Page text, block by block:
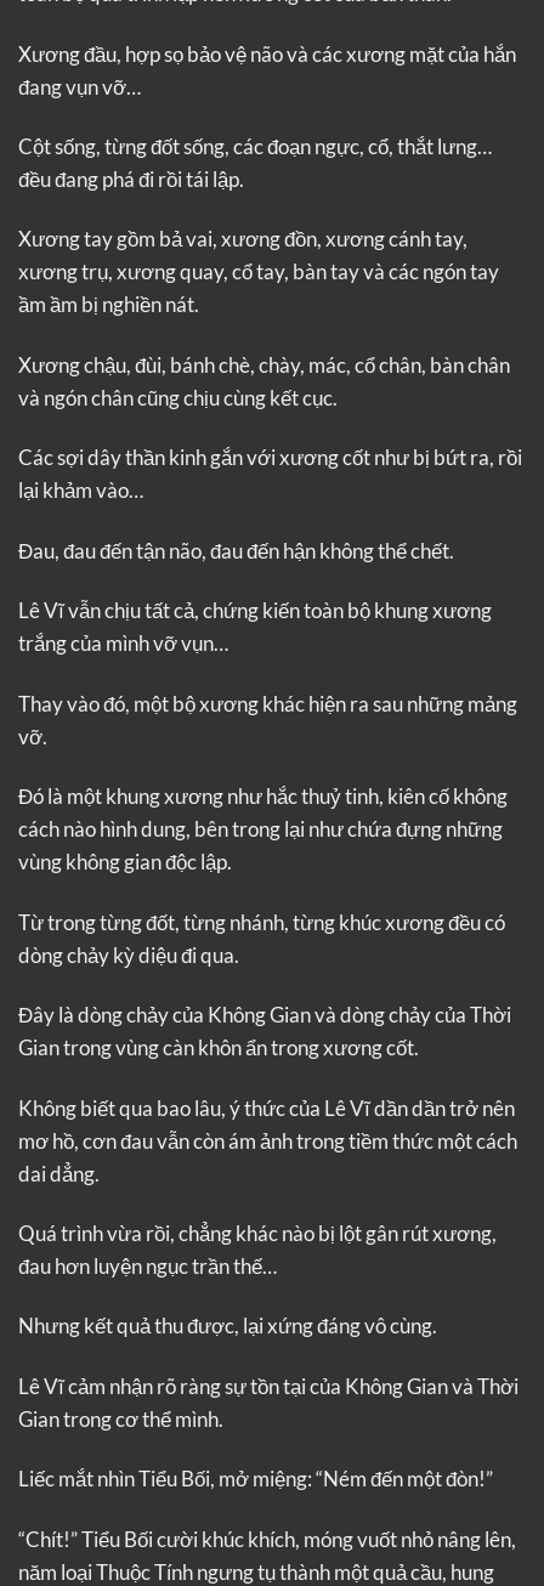
Xương đầu, hợp sọ bảo vệ não và các xương mặt của hắn
đang vụn vỡ…
Cột sống, từng đốt sống, các đoạn ngực, cổ, thắt lưng…
đều đang phá đi rồi tái lập.
Xương tay gồm bả vai, xương đồn, xương cánh tay,
xương trụ, xương quay, cổ tay, bàn tay và các ngón tay
ầm ầm bị nghiền nát.
Xương chậu, đùi, bánh chè, chày, mác, cổ chân, bàn chân
và ngón chân cũng chịu cùng kết cục.
Các sợi dây thần kinh gắn với xương cốt như bị bứt ra, rồi
lại khảm vào…
Đau, đau đến tận não, đau đến hận không thể chết.
Lê Vĩ vẫn chịu tất cả, chứng kiến toàn bộ khung xương
trắng của mình vỡ vụn…
Thay vào đó, một bộ xương khác hiện ra sau những mảng
vỡ.
Đó là một khung xương như hắc thuỷ tinh, kiên cố không
cách nào hình dung, bên trong lại như chứa đựng những
vùng không gian độc lập.
Từ trong từng đốt, từng nhánh, từng khúc xương đều có
dòng chảy kỳ diệu đi qua.
Đây là dòng chảy của Không Gian và dòng chảy của Thời
Gian trong vùng càn khôn ẩn trong xương cốt.
Không biết qua bao lâu, ý thức của Lê Vĩ dần dần trở nên
mơ hồ, cơn đau vẫn còn ám ảnh trong tiềm thức một cách
dai dẳng.
Quá trình vừa rồi, chẳng khác nào bị lột gân rút xương,
đau hơn luyện ngục trần thế…
Nhưng kết quả thu được, lại xứng đáng vô cùng.
Lê Vĩ cảm nhận rõ ràng sự tồn tại của Không Gian và Thời
Gian trong cơ thể mình.
Liếc mắt nhìn Tiểu Bối, mở miệng: “Ném đến một đòn!”
“Chít!” Tiểu Bối cười khúc khích, móng vuốt nhỏ nâng lên,
năm loại Thuộc Tính ngưng tụ thành một quả cầu, hung